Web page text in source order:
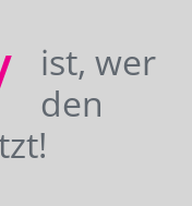
ist, wer
den